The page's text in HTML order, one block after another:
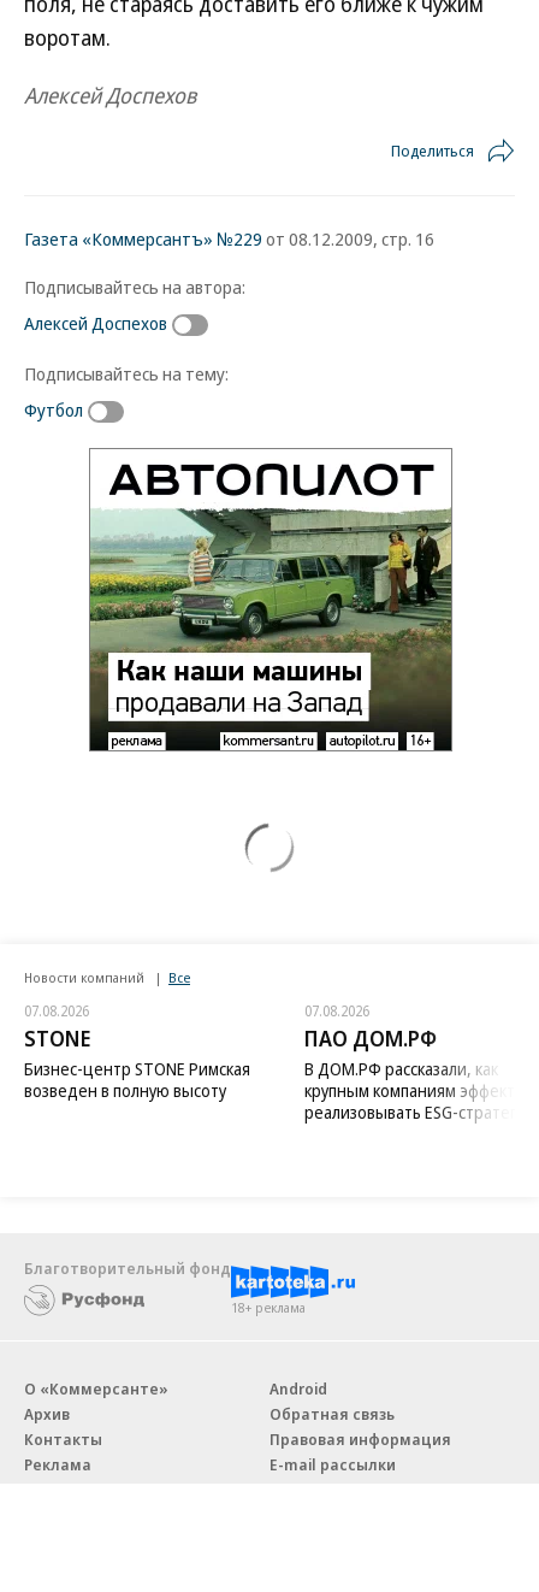
воротам.
Алексей Доспехов
Поделиться
Газета «Коммерсантъ» №229 от 08.12.2009, стр. 16
Подписывайтесь на автора:
Алексей Доспехов
Подписывайтесь на тему:
Футбол
Новости компаний Все
07.08.2026
STONE
Бизнес-центр STONE Римская
возведен в полную высоту
07.08.2026
ПАО ДОМ.РФ
В ДОМ.РФ рассказали, как
крупным компаниям
реализовывать ESG-стратегию
Благотворительный фонд
18+ реклама
О «Коммерсанте»
Архив
Контакты
Реклама
Android
Обратная связь
Правовая информация
E-mail рассылки